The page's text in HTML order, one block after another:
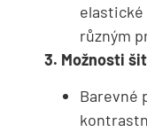
elastické
různým
3. Možnosti
Barevné